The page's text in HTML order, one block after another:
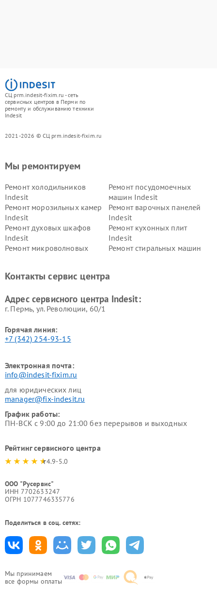
СЦ prm.indesit-fixim.ru - сеть
сервисных центров в Перми по
ремонту и обслуживанию техники
Indesit
2021-2026 © СЦ prm.indesit-fixim.ru
Мы принимаем
все формы оплаты
Мы ремонтируем
Ремонт холодильников
Indesit
Ремонт посудомоечных
машин Indesit
Ремонт морозильных камер
Indesit
Ремонт варочных панелей
Indesit
Ремонт духовых шкафов
Indesit
Ремонт кухонных плит
Indesit
Ремонт микроволновых
Ремонт стиральных машин
Indesit
Indesit
Контакты сервис центра
Адрес сервисного центра Indesit:
г. Пермь, ул. ​Революции, 60/1
Горячая линия:
+7 (342) 254-93-15
Электронная почта:
info@indesit-fixim.ru
для юридических лиц
manager@fix-indesit.ru
График работы:
ПН-ВСК с 9:00 до 21:00 без перерывов и выходных
Рейтинг сервисного центра
4.9-5.0
ООО "Русервис"
ИНН 7702633247
ОГРН 1077746335776
Поделиться в соц. сетях: